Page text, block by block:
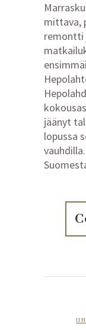
mittava,
remontti
jäänyt
lopussa